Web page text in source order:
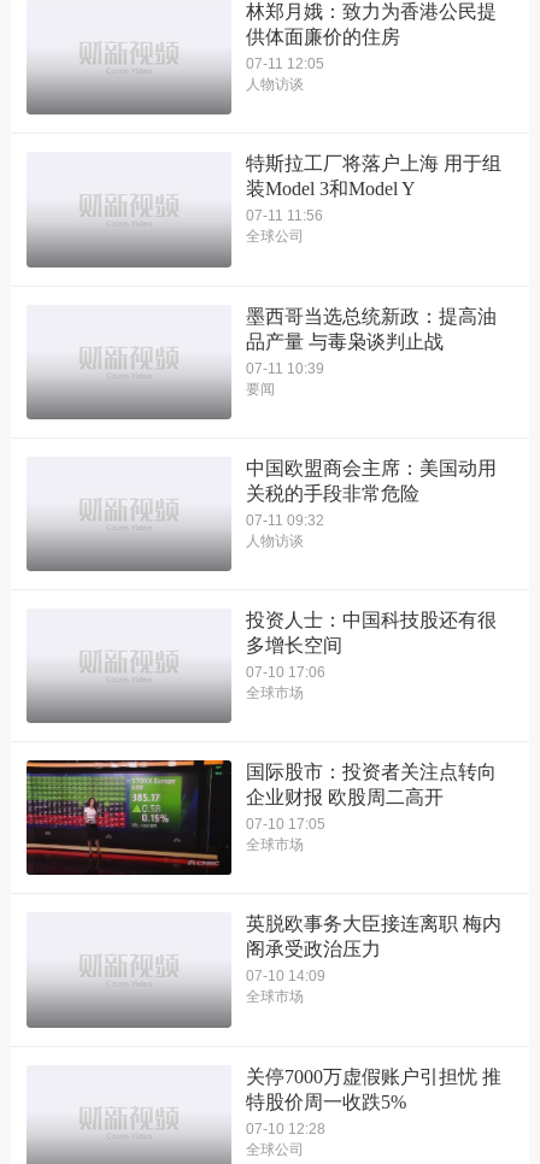
林郑月娥：致力为香港公民提
供体面廉价的住房
07-11 12:05
人物访谈
特斯拉工厂将落户上海 用于组
装Model 3和Model Y
07-11 11:56
全球公司
墨西哥当选总统新政：提高油
品产量 与毒枭谈判止战
07-11 10:39
要闻
中国欧盟商会主席：美国动用
关税的手段非常危险
07-11 09:32
人物访谈
投资人士：中国科技股还有很
多增长空间
07-10 17:06
全球市场
国际股市：投资者关注点转向
企业财报 欧股周二高开
07-10 17:05
全球市场
英脱欧事务大臣接连离职 梅内
阁承受政治压力
07-10 14:09
全球市场
关停7000万虚假账户引担忧 推
特股价周一收跌5%
07-10 12:28
全球公司